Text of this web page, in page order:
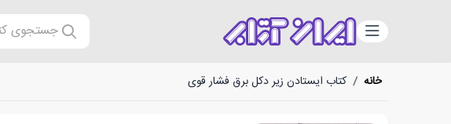
دسته‌بندی جستجوی
خانه / کتاب ایستادن زیر دکل برق فشار قوی